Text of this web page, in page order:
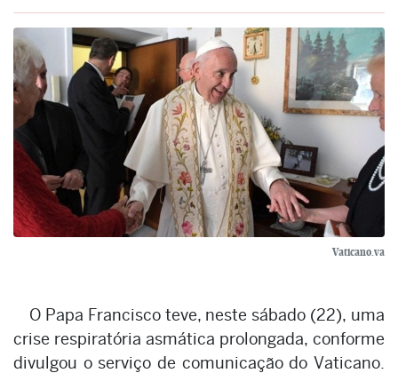
Vaticano.va
O Papa Francisco teve, neste sábado (22), uma
crise respiratória asmática prolongada, conforme
divulgou o serviço de comunicação do Vaticano.